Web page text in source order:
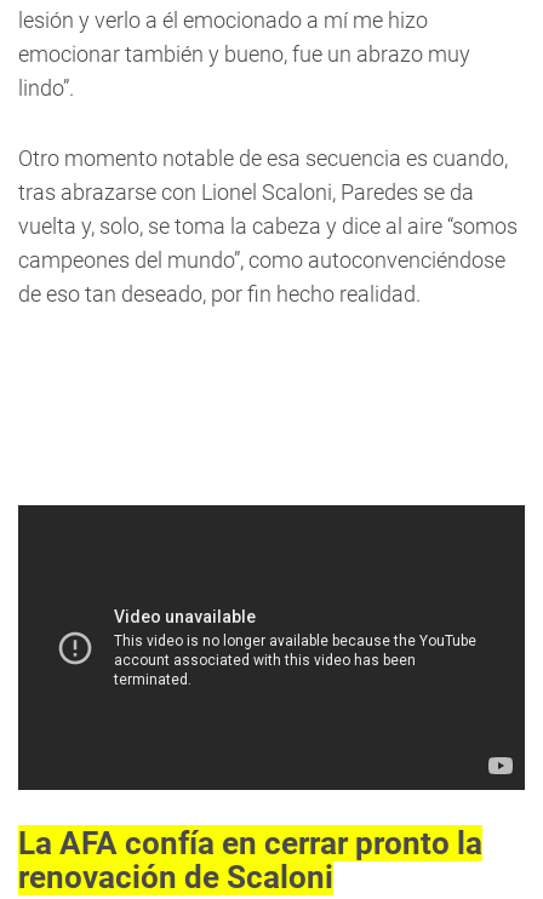
lesión y verlo a él emocionado a mí me hizo
emocionar también y bueno, fue un abrazo muy
lindo”.
Otro momento notable de esa secuencia es cuando,
tras abrazarse con Lionel Scaloni, Paredes se da
vuelta y, solo, se toma la cabeza y dice al aire “somos
campeones del mundo”, como autoconvenciéndose
de eso tan deseado, por fin hecho realidad.
La AFA confía en cerrar pronto la
renovación de Scaloni